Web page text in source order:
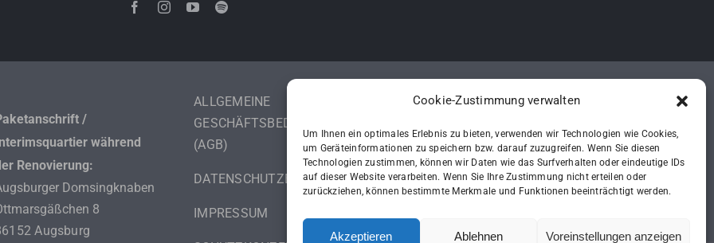
Cookie-Zustimmung verwalten
Um Ihnen ein optimales Erlebnis zu bieten, verwenden wir Technologien wie Cookies,
um Geräteinformationen zu speichern bzw. darauf zuzugreifen. Wenn Sie diesen
Technologien zustimmen, können wir Daten wie das Surfverhalten oder eindeutige IDs
auf dieser Website verarbeiten. Wenn Sie Ihre Zustimmung nicht erteilen oder
zurückziehen, können bestimmte Merkmale und Funktionen beeinträchtigt werden.
Akzeptieren Ablehnen Voreinstellungen anzeigen
/
während
Renovierung:
Domsingknaben
8
Augsburg
ALLGEMEINE
GESCHÄFTSBEDINGUNGEN
(AGB)
DATENSCHUTZERKLÄRUNG
IMPRESSUM